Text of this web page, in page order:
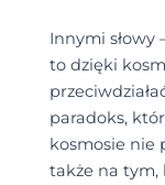
Innymi słowy
to dzięki
paradoks,
kosmosie nie
także na tym,